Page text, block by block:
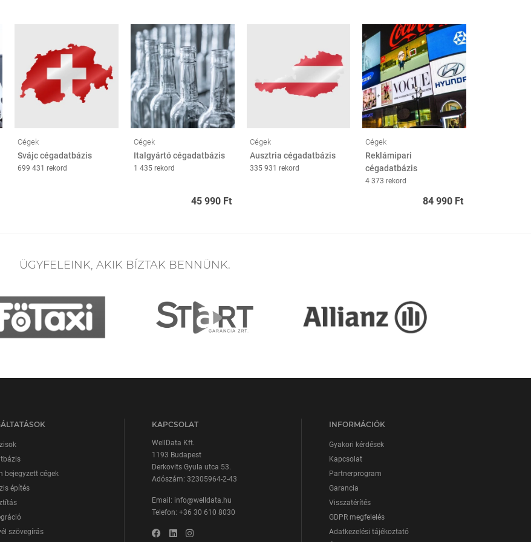
Cégek
Svájc cégadatbázis
699 431 rekord
Cégek
Italgyártó cégadatbázis
1 435 rekord
45 990 Ft
Cégek
Ausztria cégadatbázis
335 931 rekord
Cégek
Reklámipari
cégadatbázis
4 373 rekord
84 990 Ft
ÜGYFELEINK, AKIK BÍZTAK BENNÜNK.
bejegyzett cégek
építés
szövegírás
KAPCSOLAT
WellData Kft.
1193 Budapest
Derkovits Gyula utca 53.
Adószám: 32305964-2-43
Email: info@welldata.hu
Telefon: +36 30 610 8030
INFORMÁCIÓK
Gyakori kérdések
Kapcsolat
Partnerprogram
Garancia
Visszatérítés
GDPR megfelelés
Adatkezelési tájékoztató